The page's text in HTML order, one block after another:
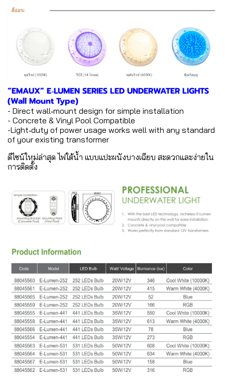
“EMAUX” E‐LUMEN SERIES LED UNDERWATER LIGHTS
(Wall Mount Type)
- Direct wall‐mount design for simple installation
- Concrete & Vinyl Pool Compatible
-Light‐duty of power usage works well with any standard
of your existing transformer
ดีไซน์ใหม่ล่าสุด ไฟใต้น้ำ แบบแปะผนังบางเฉียบ สะดวกและง่ายใน
การติดตั้ง